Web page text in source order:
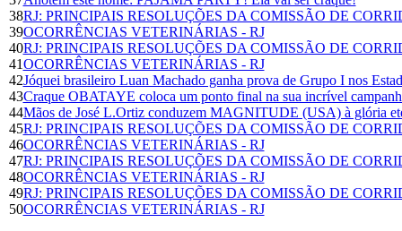
38RJ: PRINCIPAIS RESOLUÇÕES DA COMISSÃO DE
39OCORRÊNCIAS VETERINÁRIAS - RJ
40RJ: PRINCIPAIS RESOLUÇÕES DA COMISSÃO DE
41OCORRÊNCIAS VETERINÁRIAS - RJ
42Jóquei brasileiro Luan Machado ganha prova de Grupo I nos
43Craque OBATAYE coloca um ponto final na sua incrível
44Mãos de José L.Ortiz conduzem MAGNITUDE (USA) à glória
45RJ: PRINCIPAIS RESOLUÇÕES DA COMISSÃO DE
46OCORRÊNCIAS VETERINÁRIAS - RJ
47RJ: PRINCIPAIS RESOLUÇÕES DA COMISSÃO DE
48OCORRÊNCIAS VETERINÁRIAS - RJ
49RJ: PRINCIPAIS RESOLUÇÕES DA COMISSÃO DE
50OCORRÊNCIAS VETERINÁRIAS - RJ